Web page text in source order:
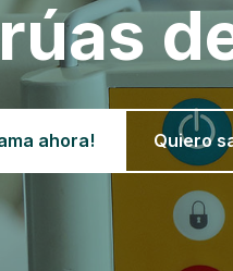
ahora! Quiero